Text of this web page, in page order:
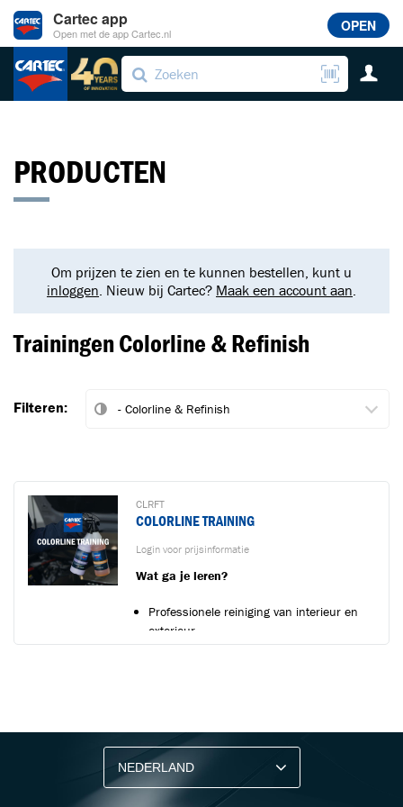
PRODUCTEN
Om prijzen te zien en te kunnen bestellen, kunt u
inloggen. Nieuw bij Cartec? Maak een account aan.
Trainingen Colorline & Refinish
Filteren:
CLRFT
COLORLINE TRAINING
Login voor prijsinformatie
Wat ga je leren?
Professionele reiniging van interieur en
exterieur
Juiste productkeuze per vervuiling
Ontvang vakgerelateerde tips,
aanbiedingen en productupdates van Cartec.
Cartec app
Open met de app Cartec.nl OPEN